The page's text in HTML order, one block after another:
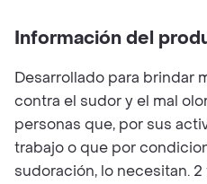
Información del
Desarrollado para brindar
contra el sudor y el mal
personas que, por sus
trabajo o que por
sudoración, lo necesitan.